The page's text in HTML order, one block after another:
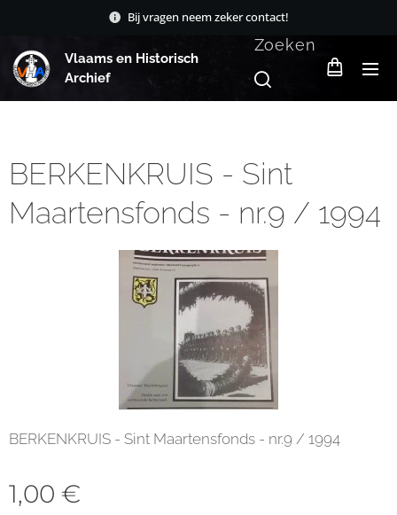
Bij vragen neem zeker contact!
Vlaams en Historisch
Archief
Zoeken
BERKENKRUIS - Sint
Maartensfonds - nr.9 / 1994
BERKENKRUIS - Sint Maartensfonds - nr.9 / 1994
1,00 €